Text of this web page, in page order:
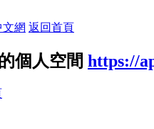
文網 返回首頁
個人空間 https://